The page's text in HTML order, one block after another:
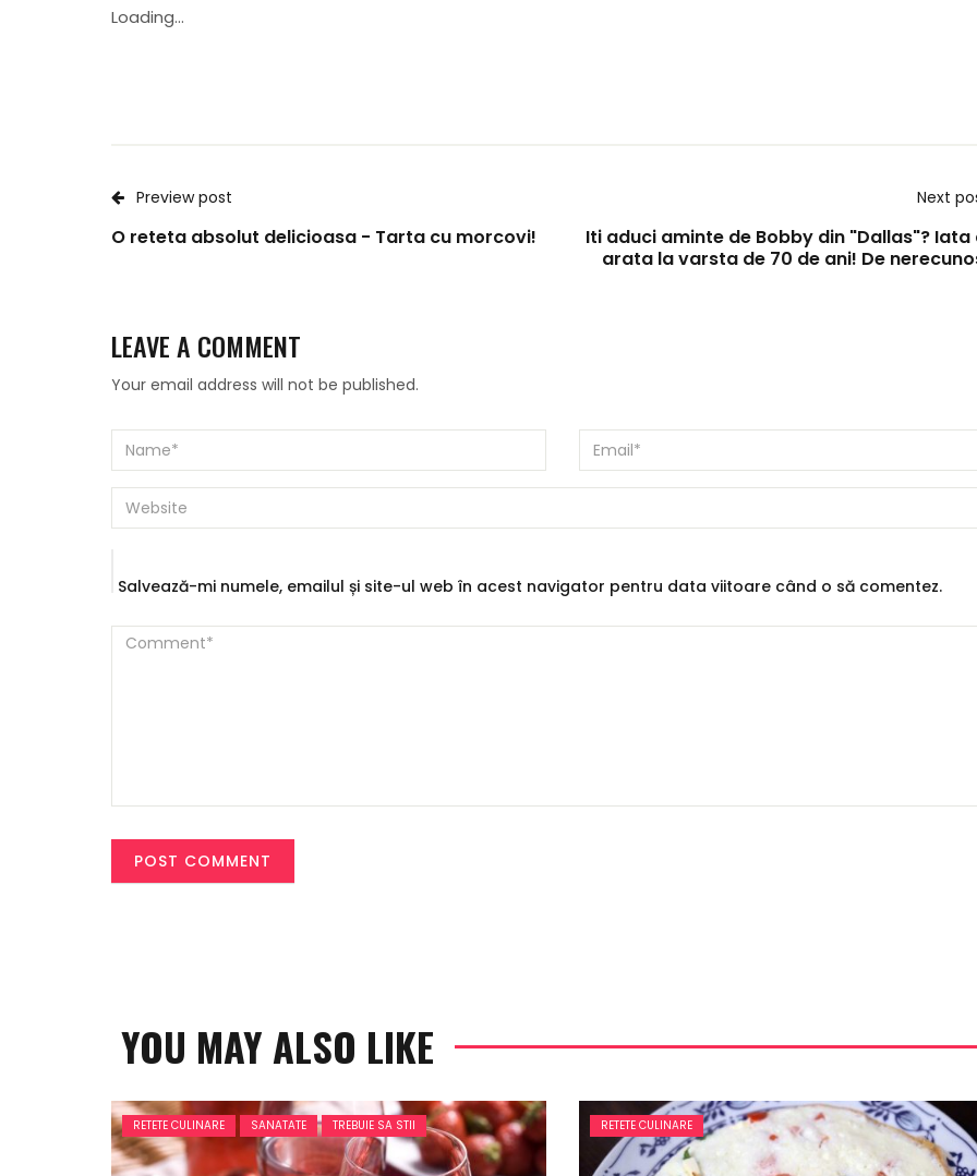
Loading...
Preview post
O reteta absolut delicioasa - Tarta cu morcovi!
Next
Iti aduci aminte de Bobby din "Dallas"? Iata
arata la varsta de 70 de ani! De
LEAVE A COMMENT
Your email address will not be published.
Salvează-mi numele, emailul și site-ul web în acest navigator pentru data viitoare când o să comentez.
YOU MAY ALSO LIKE
RETETE CULINARE SANATATE TREBUIE SA STII RETETE CULINARE